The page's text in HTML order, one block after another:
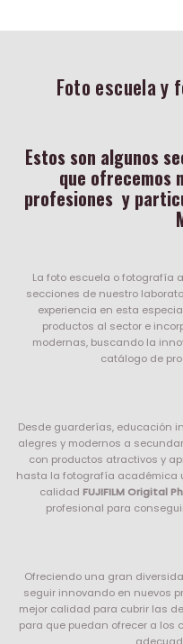
Foto escuela y
Estos son algunos
que ofrecemos
profesiones y
La foto escuela o fotografía
secciones de nuestro
experiencia en esta
productos al sector e
modernas, buscando la
catálogo de
Desde guarderías, educación
alegres y modernos a
con productos atractivos y
hasta la fotografía académica
calidad FUJIFILM Origital
profesional para
Ofreciendo una gran
seguir innovando en nuevos
mejor calidad para cubrir las
para que puedan ofrecer a los